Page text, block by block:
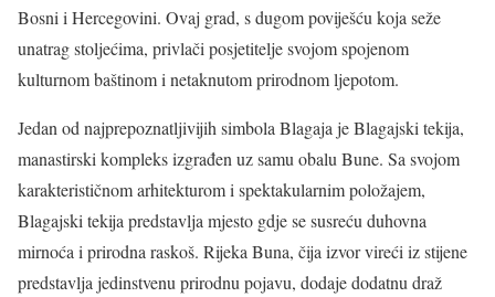
Bosni i Hercegovini. Ovaj grad, s dugom poviješću koja seže
unatrag stoljećima, privlači posjetitelje svojom spojenom
kulturnom baštinom i netaknutom prirodnom ljepotom.
Jedan od najprepoznatljivijih simbola Blagaja je Blagajski tekija,
manastirski kompleks izgrađen uz samu obalu Bune. Sa svojom
karakterističnom arhitekturom i spektakularnim položajem,
Blagajski tekija predstavlja mjesto gdje se susreću duhovna
mirnoća i prirodna raskoš. Rijeka Buna, čija izvor vireći iz stijene
predstavlja jedinstvenu prirodnu pojavu, dodaje dodatnu draž